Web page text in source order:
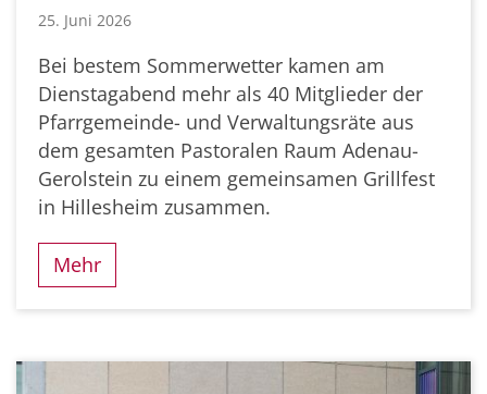
25. Juni 2026
Bei bestem Sommerwetter kamen am
Dienstagabend mehr als 40 Mitglieder der
Pfarrgemeinde- und Verwaltungsräte aus
dem gesamten Pastoralen Raum Adenau-
Gerolstein zu einem gemeinsamen Grillfest
in Hillesheim zusammen.
Mehr